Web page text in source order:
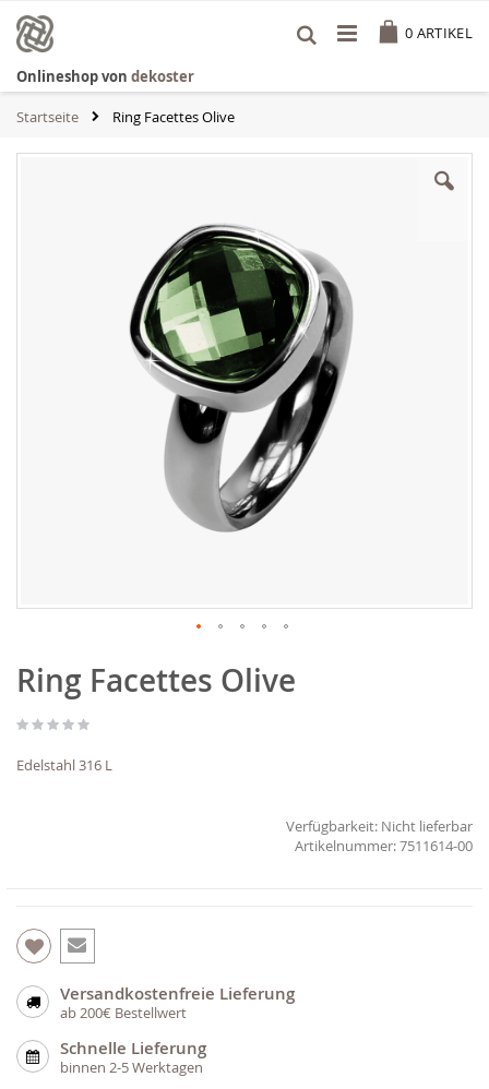
Inhalt
springen
0 ARTIKEL
Onlineshop von dekoster
Startseite Ring Facettes Olive
Anfang
der
springen
Ring Facettes Olive
Edelstahl 316 L
Verfügbarkeit: Nicht lieferbar
7511614-00
Versandkostenfreie Lieferung
ab 200€ Bestellwert
Schnelle Lieferung
binnen 2-5 Werktagen